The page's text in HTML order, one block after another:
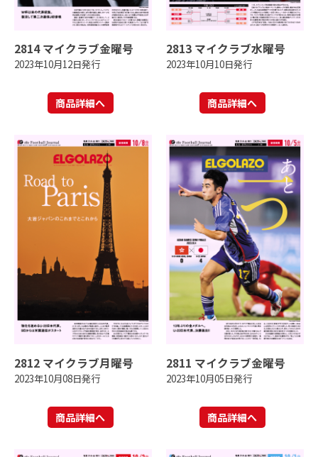
2814 マイクラブ金曜号
2023年10月12日発行
商品詳細へ
2813 マイクラブ水曜号
2023年10月10日発行
商品詳細へ
2812 マイクラブ月曜号
2023年10月08日発行
商品詳細へ
2811 マイクラブ金曜号
2023年10月05日発行
商品詳細へ